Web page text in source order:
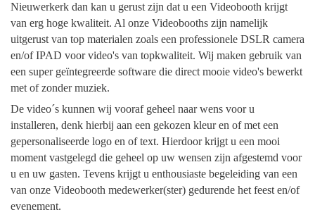
Nieuwerkerk dan kan u gerust zijn dat u een Videobooth krijgt
van erg hoge kwaliteit. Al onze Videobooths zijn namelijk
uitgerust van top materialen zoals een professionele DSLR camera
en/of IPAD voor video's van topkwaliteit. Wij maken gebruik van
een super geïntegreerde software die direct mooie video's bewerkt
met of zonder muziek.
De video´s kunnen wij vooraf geheel naar wens voor u
installeren, denk hierbij aan een gekozen kleur en of met een
gepersonaliseerde logo en of text. Hierdoor krijgt u een mooi
moment vastgelegd die geheel op uw wensen zijn afgestemd voor
u en uw gasten. Tevens krijgt u enthousiaste begeleiding van een
van onze Videobooth medewerker(ster) gedurende het feest en/of
evenement.